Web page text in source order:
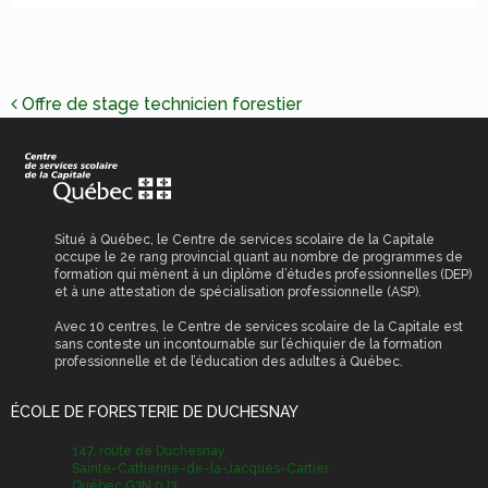
NAVIGATION
L’ARTICLE
Offre de stage technicien forestier
Situé à Québec, le Centre de services scolaire de la Capitale
occupe le 2e rang provincial quant au nombre de programmes de
formation qui mènent à un diplôme d’études professionnelles (DEP)
et à une attestation de spécialisation professionnelle (ASP).
Avec 10 centres, le Centre de services scolaire de la Capitale est
sans conteste un incontournable sur l’échiquier de la formation
professionnelle et de l’éducation des adultes à Québec.
ÉCOLE DE FORESTERIE DE DUCHESNAY
147, route de Duchesnay
Sainte-Catherine-de-la-Jacques-Cartier